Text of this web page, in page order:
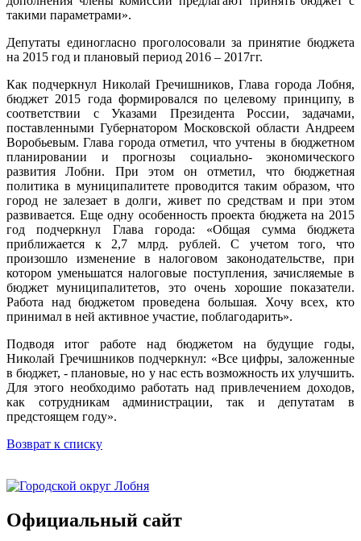
такими параметрами».
Депутаты единогласно проголосовали за принятие бюджета
на 2015 год и плановый период 2016 – 2017гг.
Как подчеркнул Николай Гречишников, Глава города Лобня,
бюджет 2015 года формировался по целевому принципу, в
соответствии с Указами Президента России, задачами,
поставленными Губернатором Московской области Андреем
Воробьевым. Глава города отметил, что учтены в бюджетном
планировании и прогнозы социально- экономического
развития Лобни. При этом он отметил, что бюджетная
политика в муниципалитете проводится таким образом, что
город не залезает в долги, живет по средствам и при этом
развивается. Еще одну особенность проекта бюджета на 2015
год подчеркнул Глава города: «Общая сумма бюджета
приближается к 2,7 млрд. рублей. С учетом того, что
произошло изменение в налоговом законодательстве, при
котором уменьшатся налоговые поступления, зачисляемые в
бюджет муниципалитетов, это очень хорошие показатели.
Работа над бюджетом проведена большая. Хочу всех, кто
принимал в ней активное участие, поблагодарить».
Подводя итог работе над бюджетом на будущие годы,
Николай Гречишников подчеркнул: «Все цифры, заложенные
в бюджет, - плановые, но у нас есть возможность их улучшить.
Для этого необходимо работать над привлечением доходов,
как сотрудникам администрации, так и депутатам в
предстоящем году».
Возврат к списку
Официальный сайт